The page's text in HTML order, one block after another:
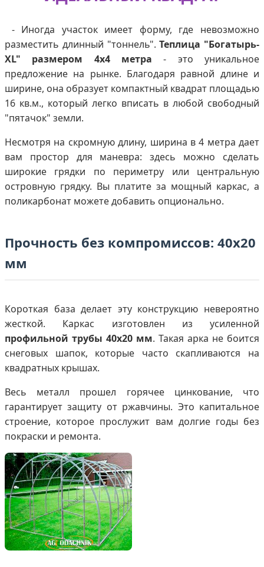
- Иногда участок имеет форму, где невозможно
разместить длинный "тоннель".Теплица "Богатырь-
XL" размером 4х4 метра - это уникальное
предложение на рынке. Благодаря равной длине и
ширине, она образует компактный квадрат площадью
16 кв.м., который легко вписать в любой свободный
"пятачок" земли.
Несмотря на скромную длину, ширина в 4 метра дает
вам простор для маневра: здесь можно сделать
широкие грядки по периметру или центральную
островную грядку. Вы платите за мощный каркас, а
поликарбонат можете добавить опционально.
Прочность без компромиссов: 40х20
мм
Короткая база делает эту конструкцию невероятно
жесткой. Каркас изготовлен из усиленной
профильной трубы 40х20 мм. Такая арка не боится
снеговых шапок, которые часто скапливаются на
квадратных крышах.
Весь металл прошел горячее цинкование, что
гарантирует защиту от ржавчины. Это капитальное
строение, которое прослужит вам долгие годы без
покраски и ремонта.